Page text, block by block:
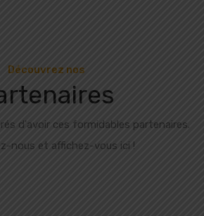
Découvrez nos
d'avoir ces formidables partenaires.
nous et affichez-vous ici !